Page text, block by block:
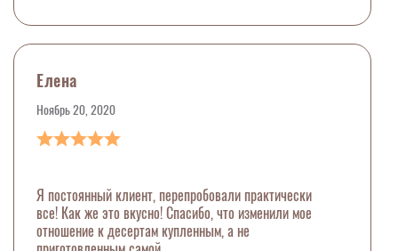
Елена
Ноябрь 20, 2020
Я постоянный клиент, перепробовали практически
все! Как же это вкусно! Спасибо, что изменили мое
отношение к десертам купленным, а не